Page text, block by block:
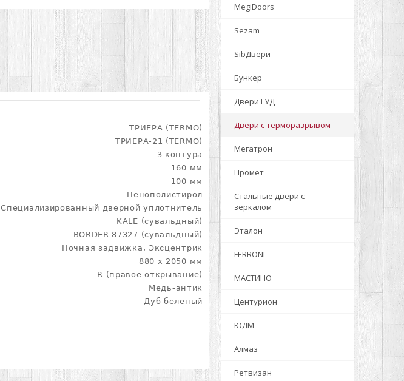
MegiDoors
Sezam
SibДвери
Бункер
Двери ГУД
Двери с терморазрывом
Мегатрон
Промет
Стальные двери с
зеркалом
Эталон
FERRONI
МАСТИНО
Центурион
ЮДМ
Алмаз
Ретвизан
ТРИЕРА (TERMO)
ТРИЕРА-21 (TERMO)
3 контура
160 мм
100 мм
Пенополистирол
Специализированный дверной уплотнитель
KALE (сувальдный)
BORDER 87327 (сувальдный)
Ночная задвижка, Эксцентрик
880 х 2050 мм
R (правое открывание)
Медь-антик
Дуб беленый